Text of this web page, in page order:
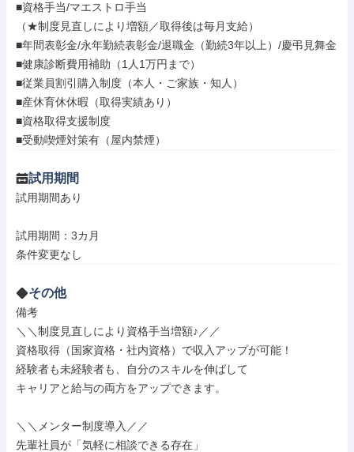
■資格手当/マエストロ手当
（★制度見直しにより増額／取得後は毎月支給）
■年間表彰金/永年勤続表彰金/退職金（勤続3年以上）/慶弔見舞金
■健康診断費用補助（1人1万円まで）
■従業員割引購入制度（本人・ご家族・知人）
■産休育休休暇（取得実績あり）
■資格取得支援制度
■受動喫煙対策有（屋内禁煙）
試用期間
試用期間あり
試用期間：3カ月
条件変更なし
その他
備考
＼＼制度見直しにより資格手当増額♪／／
資格取得（国家資格・社内資格）で収入アップが可能！
経験者も未経験者も、自分のスキルを伸ばして
キャリアと給与の両方をアップできます。
＼＼メンター制度導入／／
先輩社員が「気軽に相談できる存在」